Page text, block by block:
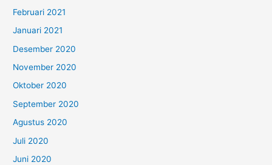
Februari 2021
Januari 2021
Desember 2020
November 2020
Oktober 2020
September 2020
Agustus 2020
Juli 2020
Juni 2020